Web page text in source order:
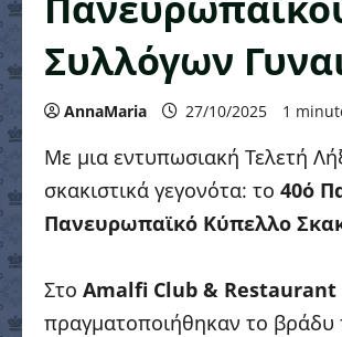
Συλλόγων
AnnaMaria 27/10/2025 1
Με μια εντυπωσιακή Τελετή
σκακιστικά γεγονότα: το 40ό
Πανευρωπαϊκό Κύπελλο
Στο Amalfi Club & Restaurant
πραγματοποιήθηκαν το βράδυ